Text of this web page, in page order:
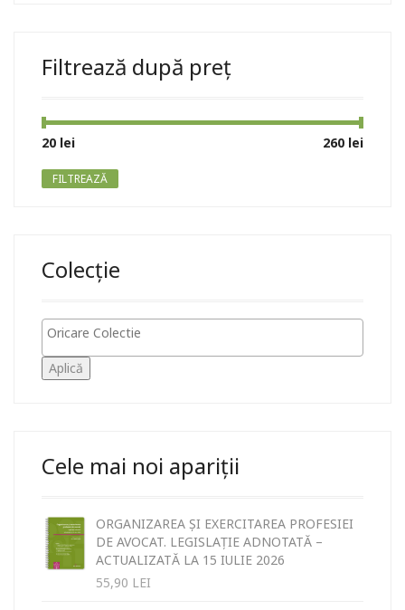
Filtrează după preț
Preț
Preț
FILTREAZĂ
20 lei 260 lei
Colecție
Aplică
Cele mai noi apariții
ORGANIZAREA ȘI EXERCITAREA PROFESIEI
DE AVOCAT. LEGISLAȚIE ADNOTATĂ –
ACTUALIZATĂ LA 15 IULIE 2026
55,90 LEI